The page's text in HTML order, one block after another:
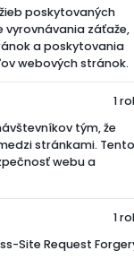
poskytovaných
záťaže,
a poskytovania
webových stránok.
tým, že
stránkami. Tento
webu a
1
Site Request
1